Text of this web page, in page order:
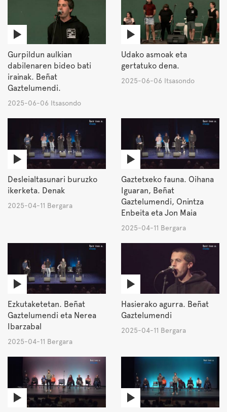
Gurpildun aulkian
dabilenaren bideo bati
irainak. Beñat
Gaztelumendi.
2025-06-06 Itsasondo
Udako asmoak eta
gertatuko dena.
2025-06-06 Itsasondo
Desleialtasunari buruzko
ikerketa. Denak
2025-04-11 Bergara
Gaztetxeko fauna. Oihana
Iguaran, Beñat
Gaztelumendi, Onintza
Enbeita eta Jon Maia
2025-04-11 Bergara
Ezkutaketetan. Beñat
Gaztelumendi eta Nerea
Ibarzabal
2025-04-11 Bergara
Hasierako agurra. Beñat
Gaztelumendi
2025-04-11 Bergara